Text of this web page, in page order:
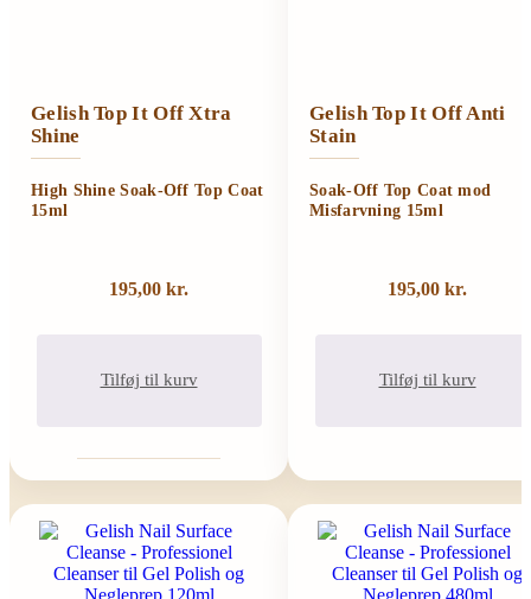
Gelish Top It Off Xtra
Shine
High Shine Soak-Off Top Coat
15ml
195,00 kr.
Tilføj til kurv
Gelish Top It Off Anti
Stain
Soak-Off Top Coat mod
Misfarvning 15ml
195,00 kr.
Tilføj til kurv